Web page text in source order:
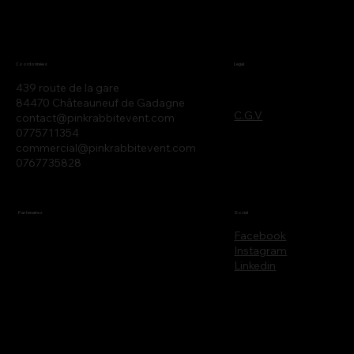
439 route de la gare
84470 Châteauneuf de Gadagne
contact@pinkrabbitevent.com
0775711354
commercial@pinkrabbitevent.com
0767735828
Coordonnées
C.G.V
Legal
Partenaires
Facebook
Instagram
Linkedin
Social